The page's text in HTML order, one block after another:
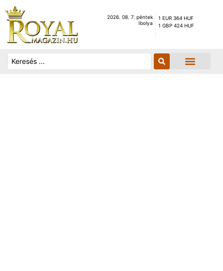
2026. 08. 7. péntek
Ibolya
1 EUR 364 HUF
1 GBP 424 HUF